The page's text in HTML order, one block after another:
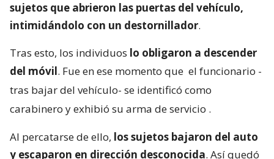
sujetos que abrieron las puertas del vehículo,
intimidándolo con un destornillador.
Tras esto, los individuos lo obligaron a descender
del móvil. Fue en ese momento que el funcionario -
tras bajar del vehículo- se identificó como
carabinero y exhibió su arma de servicio .
Al percatarse de ello, los sujetos bajaron del auto
y escaparon en dirección desconocida. Así quedó